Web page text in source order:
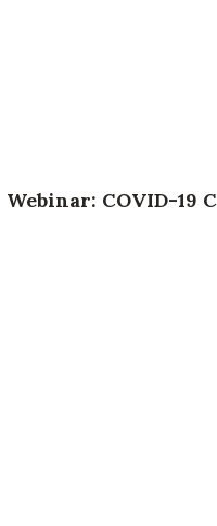
Webinar: COVID-19